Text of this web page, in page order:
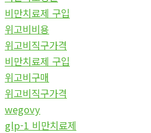
비만치료제 구입
위고비비용
위고비직구가격
비만치료제 구입
위고비구매
위고비직구가격
wegovy
glp-1 비만치료제